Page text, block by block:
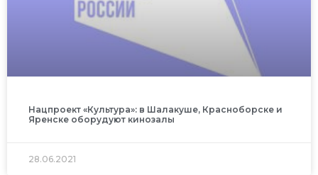
Нацпроект «Культура»: в Шалакуше, Красноборске и
Яренске оборудуют кинозалы
28.06.2021